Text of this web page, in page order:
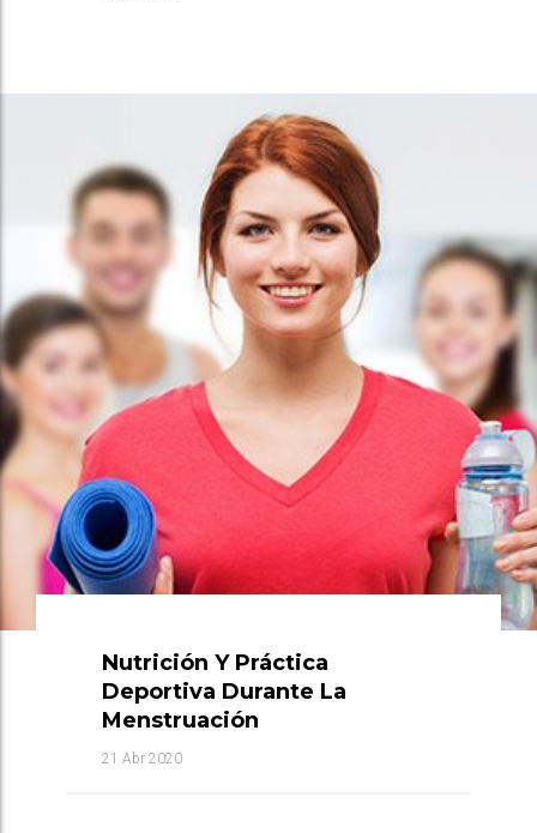
Nutrición Y Práctica
Deportiva Durante La
Menstruación
21 Abr 2020